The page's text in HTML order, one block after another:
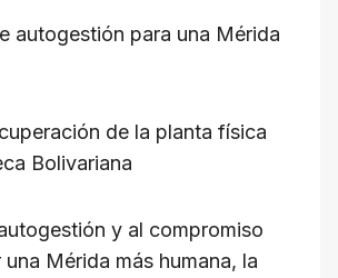
e
a
m
e
d
s
ail p
Li
autogestión para una Mérida
de la planta física
Bolivariana
y al compromiso
Mérida más humana, la